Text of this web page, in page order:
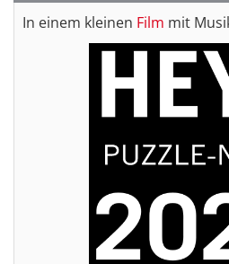
In einem kleinen Film mit